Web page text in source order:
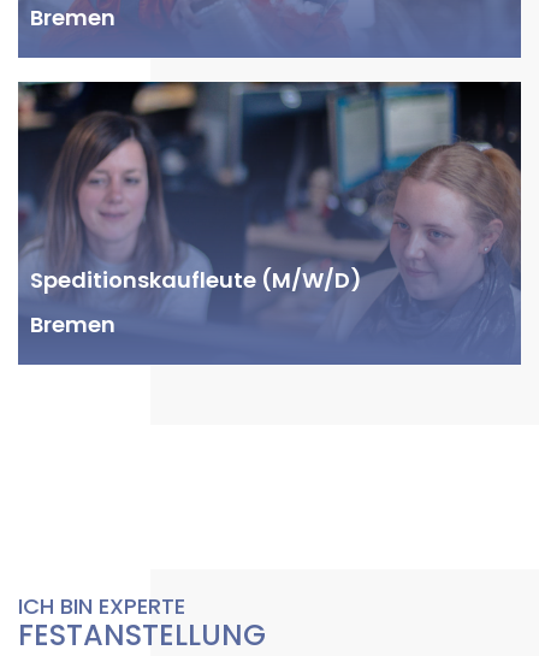
Bremen
Speditionskaufleute (M/W/D)
Bremen
ICH BIN EXPERTE
FESTANSTELLUNG